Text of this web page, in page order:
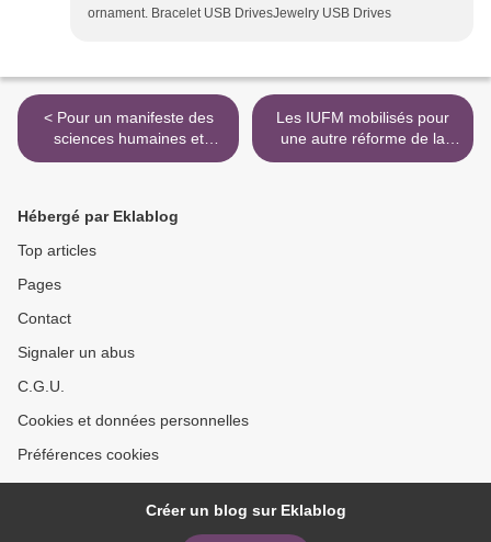
ornament. Bracelet USB DrivesJewelry USB Drives
< Pour un manifeste des
sciences humaines et
sociales - Mediapart
Les IUFM mobilisés pour
une autre réforme de la
formation des enseignants -
Hébergé par Eklablog
Top articles
Pages
Contact
Signaler un abus
C.G.U.
Cookies et données personnelles
Préférences cookies
Créer un blog sur Eklablog